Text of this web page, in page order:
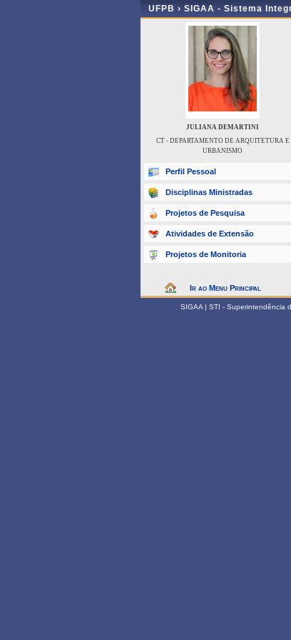
UFPB › SIGAA - Sistema
JULIANA DEMARTINI
CT - DEPARTAMENTO DE ARQUITETURA E
URBANISMO
Perfil Pessoal
Disciplinas Ministradas
Projetos de Pesquisa
Atividades de Extensão
Projetos de Monitoria
Ir ao Menu Principal
SIGAA | STI - Superintendência